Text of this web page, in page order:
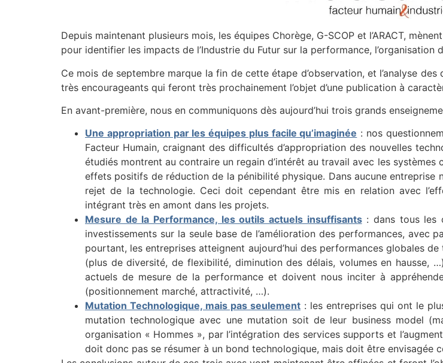
Depuis maintenant plusieurs mois, les équipes Chorège, G-SCOP et l’ARACT,
pour identifier les impacts de l’Industrie du Futur sur la performance,
Ce mois de septembre marque la fin de cette étape d’observation, et l’analyse
très encourageants qui feront très prochainement l’objet d’une publication à
En avant-première, nous en communiquons dès aujourd’hui trois grands
Une appropriation par les équipes plus facile qu’imaginée : nos
Facteur Humain, craignant des difficultés d’appropriation des nouvelles
étudiés montrent au contraire un regain d’intérêt au travail avec les
effets positifs de réduction de la pénibilité physique. Dans aucune entreprise
rejet de la technologie. Ceci doit cependant être mis en relation avec
intégrant très en amont dans les projets.
Mesure de la Performance, les outils actuels insuffisants: dans tous les
investissements sur la seule base de l’amélioration des performances, avec
pourtant, les entreprises atteignent aujourd’hui des performances globales
(plus de diversité, de flexibilité, diminution des délais, volumes en hausse,
actuels de mesure de la performance et doivent nous inciter à
(positionnement marché, attractivité, …).
Mutation Technologique, mais pas seulement : les entreprises qui ont le
mutation technologique avec une mutation soit de leur business model
organisation « Hommes », par l’intégration des services supports et
doit donc pas se résumer à un bond technologique, mais doit être envisagée